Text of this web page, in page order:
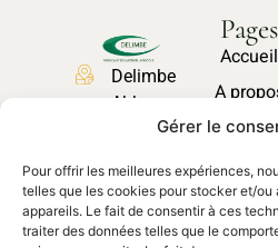
Gérer le
Pour offrir les meilleures expériences,
telles que les cookies pour stocker et/
appareils. Le fait de consentir à ces
traiter des données telles que le
Delimbe
Abbaye
27340,
Pont de
l'Arche
Pages
Accueil
A
Nos
Pièces
détachées